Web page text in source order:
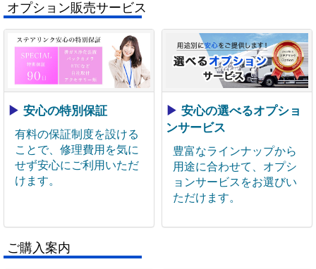
オプション販売サービス
▶ 安心の特別保証
有料の保証制度を設ける
ことで、修理費用を気に
せず安心にご利用いただ
けます。
▶ 安心の選べるオプショ
ンサービス
豊富なラインナップから
用途に合わせて、オプシ
ョンサービスをお選びい
ただけます。
ご購入案内